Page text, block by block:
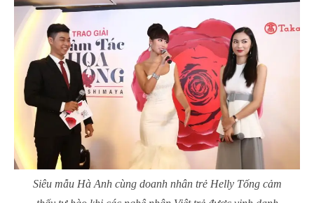
Siêu mẫu Hà Anh cùng doanh nhân trẻ Helly Tống cảm